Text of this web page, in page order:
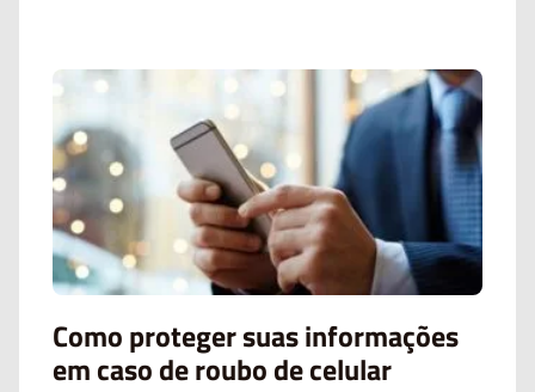
Como proteger suas informações
em caso de roubo de celular